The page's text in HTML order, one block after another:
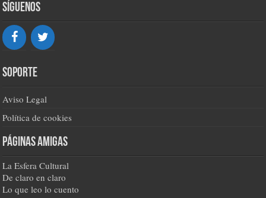
Síguenos
Soporte
Aviso Legal
Política de cookies
Páginas amigas
La Esfera Cultural
De claro en claro
Lo que leo lo cuento